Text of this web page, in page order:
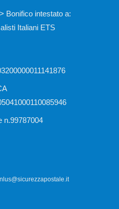
Bonifico intestato a:
Italiani ETS
n.99787004